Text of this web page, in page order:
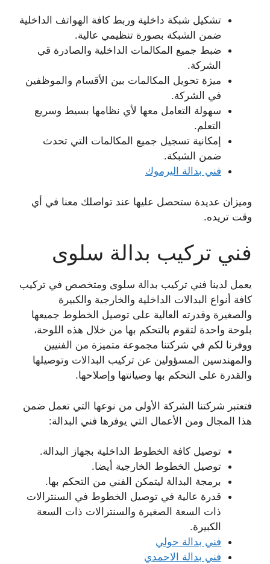
تشكيل شبكة داخلية وربط كافة الهواتف الداخلية
ضمن الشبكة بصورة تنظيمي عالية.
ضبط جميع المكالمات الداخلية والصادرة قي
الشركة.
ميزة تحويل المكالمات بين الأقسام والموظفين
في الشركة.
سهولة التعامل معها لأي نظامها بسيط وسريع
التعلم.
إمكانية تسجيل جميع المكالمات التي تحدث
ضمن الشبكة.
فني بدالة اليرموك
وميزان عديدة ستحصل عليها عند تواصلك معنا في أي
وقت تريده.
فني تركيب بدالة سلوى
يعمل لدينا فني تركيب بدالة سلوى ومتخصص في تركيب
كافة أنواع البدالات الداخلية والخارجية والكبيرة
والصغيرة وقدرته العالية على توصيل الخطوط جميعها
بلوحة واحدة لتقوم بالتحكم بها من خلال هذه اللوحة،
ووفرنا لكم في شركتنا مجموعة متميزة من الفنيين
والمهندسين المسؤولين عن تركيب البدالات وتوصيلها
والقدرة على التحكم بها وصيانتها وإصلاحها.
فتعتبر شركتنا الشركة الأولى من نوعها التي تعمل ضمن
هذا المجال ومن الأعمال التي يوفرها فني البدالة:
توصيل كافة الخطوط الداخلية بجهاز البدالة.
توصيل الخطوط الخارجية أيضا.
برمجة البدالة ليتمكن الفني من التحكم بها.
قدرة عالية في توصيل الخطوط في السنترالات
ذات السعة الصغيرة والسنترالات ذات السعة
الكبيرة.
فني بدالة حولي
فني بدالة الاحمدي